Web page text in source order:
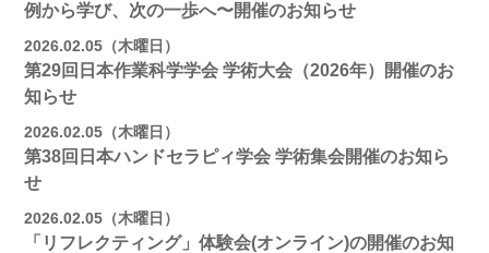
例から学び、次の一歩へ〜開催のお知らせ
2026.02.05（木曜日）
第29回日本作業科学学会 学術大会（2026年）開催のお
知らせ
2026.02.05（木曜日）
第38回日本ハンドセラピィ学会 学術集会開催のお知ら
せ
2026.02.05（木曜日）
「リフレクティング」体験会(オンライン)の開催のお知